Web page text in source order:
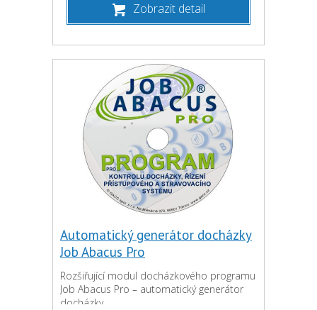
Zobrazit detail
Automatický generátor docházky
Job Abacus Pro
Rozšiřující modul docházkového programu
Job Abacus Pro – automatický generátor
docházky